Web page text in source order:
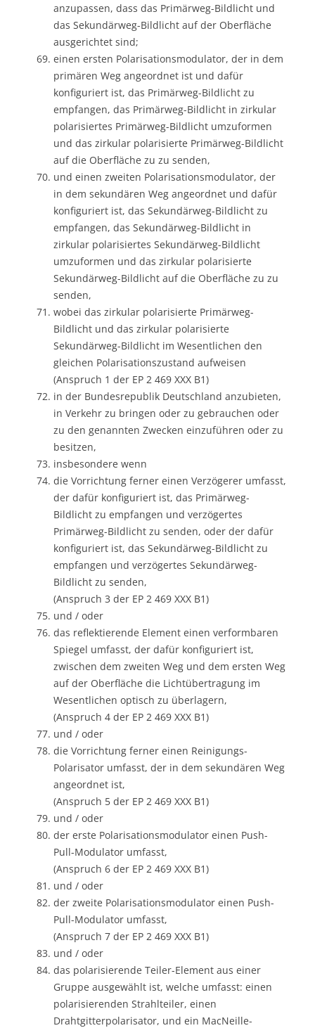
anzupassen, dass das Primärweg-Bildlicht und
das Sekundärweg-Bildlicht auf der Oberfläche
ausgerichtet sind;
einen ersten Polarisationsmodulator, der in dem
primären Weg angeordnet ist und dafür
konfiguriert ist, das Primärweg-Bildlicht zu
empfangen, das Primärweg-Bildlicht in zirkular
polarisiertes Primärweg-Bildlicht umzuformen
und das zirkular polarisierte Primärweg-Bildlicht
auf die Oberfläche zu zu senden,
und einen zweiten Polarisationsmodulator, der
in dem sekundären Weg angeordnet und dafür
konfiguriert ist, das Sekundärweg-Bildlicht zu
empfangen, das Sekundärweg-Bildlicht in
zirkular polarisiertes Sekundärweg-Bildlicht
umzuformen und das zirkular polarisierte
Sekundärweg-Bildlicht auf die Oberfläche zu zu
senden,
wobei das zirkular polarisierte Primärweg-
Bildlicht und das zirkular polarisierte
Sekundärweg-Bildlicht im Wesentlichen den
gleichen Polarisationszustand aufweisen
(Anspruch 1 der EP 2 469 XXX B1)
in der Bundesrepublik Deutschland anzubieten,
in Verkehr zu bringen oder zu gebrauchen oder
zu den genannten Zwecken einzuführen oder zu
besitzen,
insbesondere wenn
die Vorrichtung ferner einen Verzögerer umfasst,
der dafür konfiguriert ist, das Primärweg-
Bildlicht zu empfangen und verzögertes
Primärweg-Bildlicht zu senden, oder der dafür
konfiguriert ist, das Sekundärweg-Bildlicht zu
empfangen und verzögertes Sekundärweg-
Bildlicht zu senden,
(Anspruch 3 der EP 2 469 XXX B1)
und / oder
das reflektierende Element einen verformbaren
Spiegel umfasst, der dafür konfiguriert ist,
zwischen dem zweiten Weg und dem ersten Weg
auf der Oberfläche die Lichtübertragung im
Wesentlichen optisch zu überlagern,
(Anspruch 4 der EP 2 469 XXX B1)
und / oder
die Vorrichtung ferner einen Reinigungs-
Polarisator umfasst, der in dem sekundären Weg
angeordnet ist,
(Anspruch 5 der EP 2 469 XXX B1)
und / oder
der erste Polarisationsmodulator einen Push-
Pull-Modulator umfasst,
(Anspruch 6 der EP 2 469 XXX B1)
und / oder
der zweite Polarisationsmodulator einen Push-
Pull-Modulator umfasst,
(Anspruch 7 der EP 2 469 XXX B1)
und / oder
das polarisierende Teiler-Element aus einer
Gruppe ausgewählt ist, welche umfasst: einen
polarisierenden Strahlteiler, einen
Drahtgitterpolarisator, und ein MacNeille-